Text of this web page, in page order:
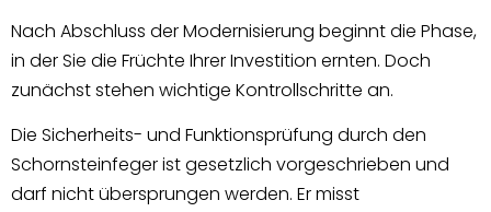
Nach Abschluss der Modernisierung beginnt die Phase,
in der Sie die Früchte Ihrer Investition ernten. Doch
zunächst stehen wichtige Kontrollschritte an.
Die Sicherheits- und Funktionsprüfung durch den
Schornsteinfeger ist gesetzlich vorgeschrieben und
darf nicht übersprungen werden. Er misst